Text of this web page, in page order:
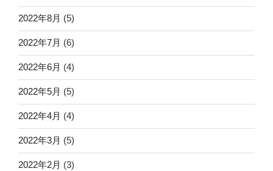
2022年8月 (5)
2022年7月 (6)
2022年6月 (4)
2022年5月 (5)
2022年4月 (4)
2022年3月 (5)
2022年2月 (3)